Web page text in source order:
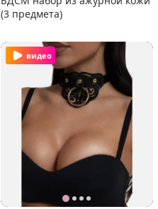
(3 предмета)
видео